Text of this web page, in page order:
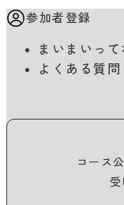
参加者登録
まいまいって
よくある質問
コース